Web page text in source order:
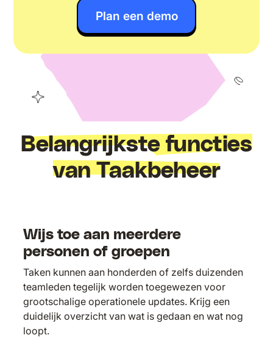
Plan een demo
Belangrijkste functies
van Taakbeheer
Wijs toe aan meerdere
personen of groepen
Taken kunnen aan honderden of zelfs duizenden
teamleden tegelijk worden toegewezen voor
grootschalige operationele updates. Krijg een
duidelijk overzicht van wat is gedaan en wat nog
loopt.